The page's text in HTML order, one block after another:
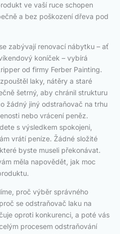
ve vaší ruce schopen
a bez poškození dřeva pod
zabývají renovací nábytku – ať
koníček – vybírá
od firmy Ferber Painting.
laky, nátěry a staré
šetrný, aby chránil strukturu
žádný jiný odstraňovač na trhu
nebo vrácení peněz.
s výsledkem spokojeni,
vrátí peníze. Žádné složité
byste museli překonávat.
měla napovědět, jak moc
proč výběr správného
se odstraňovač laku na
oproti konkurenci, a poté vás
procesem odstraňování